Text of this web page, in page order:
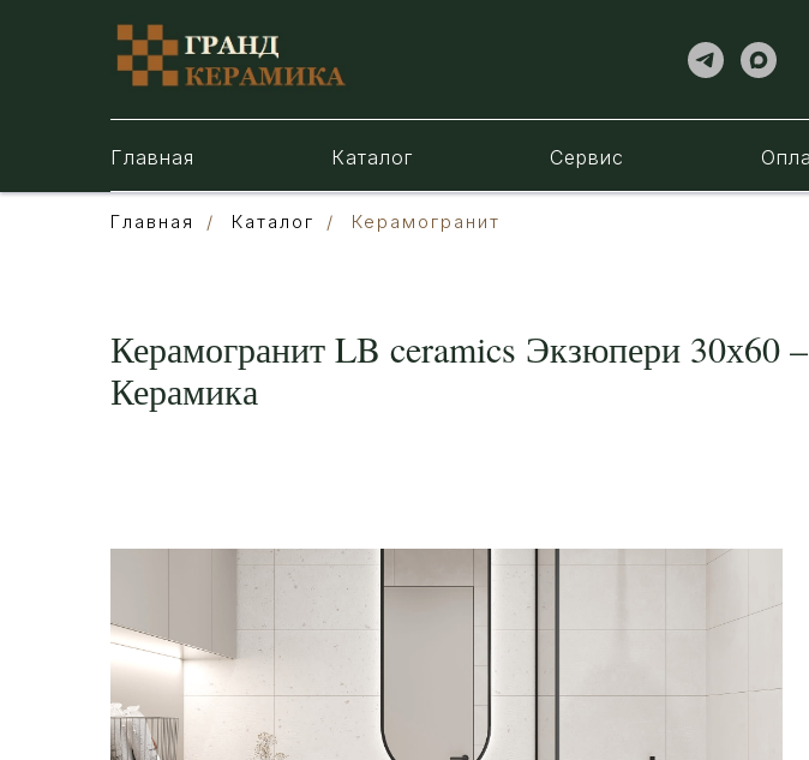
Главная Каталог Сервис
Главная / Каталог / Керамогранит
Керамогранит LB ceramics Экзюпери 30х60
Керамика